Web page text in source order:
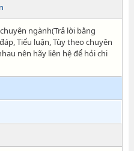
ngành(Trả lời bằng
Tiểu luận, Tùy theo chuyên
nên hãy liên hệ để hỏi chi